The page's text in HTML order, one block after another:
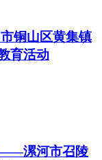
铜山区黄集镇
育活动
——漯河市召陵